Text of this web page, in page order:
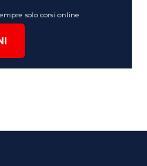
solo corsi online